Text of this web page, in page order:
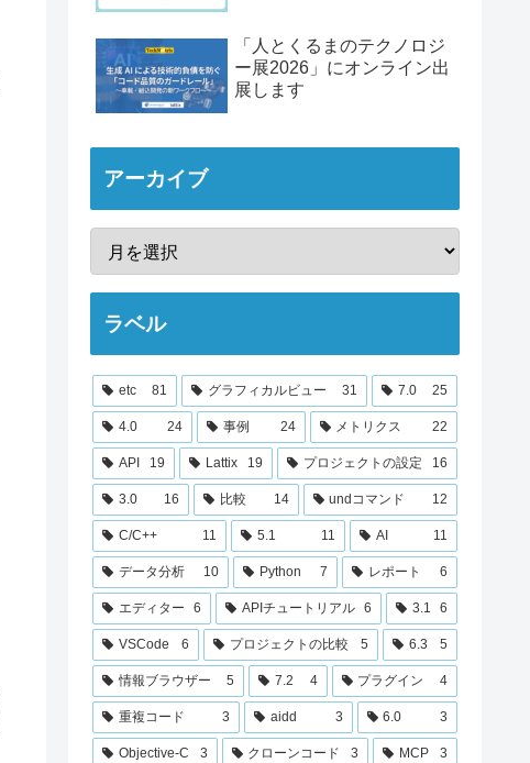
「人とくるまのテクノロジ
ー展2026」にオンライン出
展します
アーカイブ
ラベル
etc 81 グラフィカルビュー 31 7.0 25
4.0 24 事例 24 メトリクス 22
API 19 Lattix 19 プロジェクトの設定 16
3.0 16 比較 14 undコマンド 12
C/C++ 11 5.1 11 AI 11
データ分析 10 Python 7 レポート 6
エディター 6 APIチュートリアル 6 3.1 6
VSCode 6 プロジェクトの比較 5 6.3 5
情報ブラウザー 5 7.2 4 プラグイン 4
重複コード 3 aidd 3 6.0 3
Objective-C 3 クローンコード 3 MCP 3